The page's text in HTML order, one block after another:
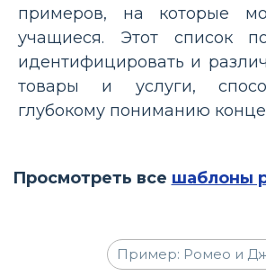
примеров, на которые
учащиеся. Этот список
идентифицировать и
товары и услуги,
глубокому пониманию
Просмотреть все шаблоны